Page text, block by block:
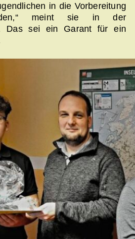
in die Vorbereitung
meint sie in der
Das sei ein Garant für ein